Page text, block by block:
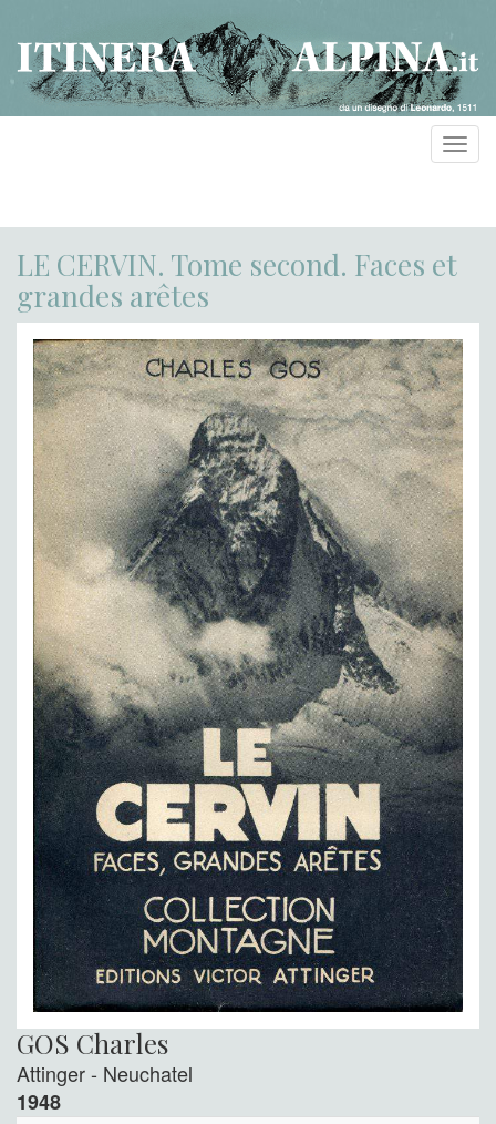
LE CERVIN. Tome second. Faces et
grandes arêtes
GOS Charles
Attinger - Neuchatel
1948